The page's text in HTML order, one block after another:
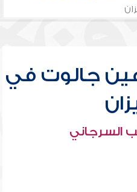
عين جالوت في
السرجاني